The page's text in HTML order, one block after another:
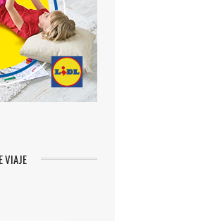
VIAJE